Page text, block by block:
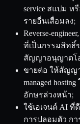
service สแปม
รายอื่นเสื่อมลง;
Reverse-
ที่เป็นกรรมสิทธิ์
สัญญาอนุญาตโอ
ขายต่อ ให้สัญญ
managed
อักษรล่วงหน้า;
ใช้เอเจนต์ AI ที่
การปลอมตัว ก